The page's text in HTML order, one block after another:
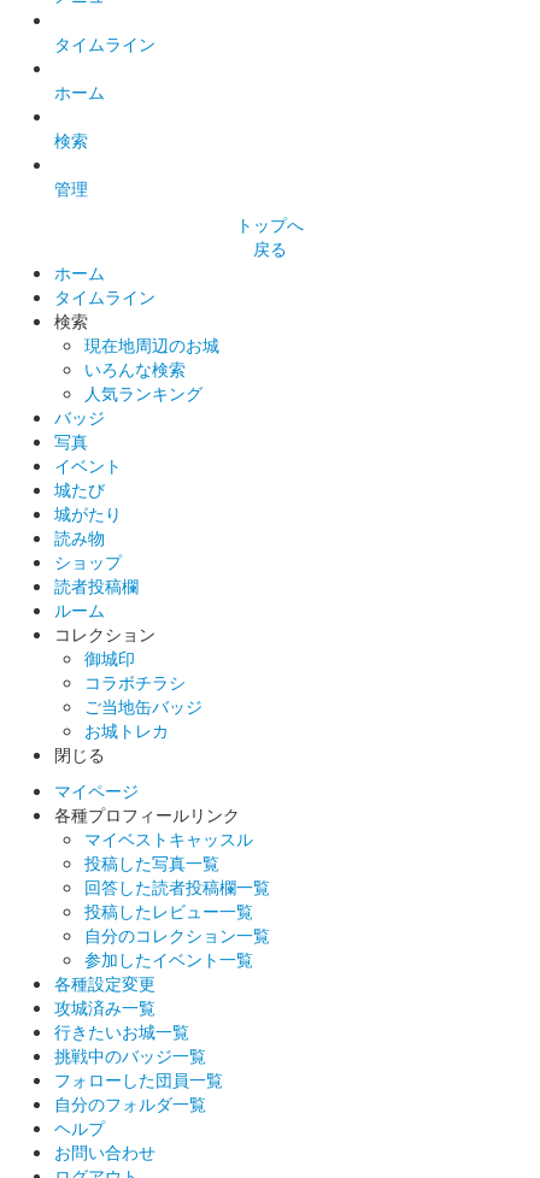
販売終了
大草城 特別御城印
販売終了
サムライニンジャフェス2022の寺本饅頭本譜ブースで販売され
大草城 御城印
舗 特別御城印
販売終了
50枚限定。
大草城 御城印
販売終了
2022年3月19日（土）と3月20日（日）に愛知県国際展示場
（Aichi Sky Expo）で開催された「にっぽん城まつり」の会場限
定販売の御城印。
大草城 御城印
配布終了
2022年3月19日（土）と3月20日（日）に愛知県国際展示場
（Aichi Sky Expo）で開催された「にっぽん城まつり」の会場
内、知多市のブースで販売される「ちたもん」のセット（税込
1000円）……
大草城 御城印
販売終了
大草城 御城印
タイムライン
ホーム
検索
管理
トップへ
戻る
ホーム
タイムライン
検索
現在地周辺のお城
いろんな検索
人気ランキング
バッジ
写真
イベント
城たび
城がたり
読み物
ショップ
読者投稿欄
ルーム
コレクション
御城印
コラボチラシ
ご当地缶バッジ
お城トレカ
閉じる
マイページ
各種プロフィールリンク
マイベストキャッスル
投稿した写真一覧
回答した読者投稿欄一覧
投稿したレビュー一覧
自分のコレクション一覧
参加したイベント一覧
各種設定変更
攻城済み一覧
行きたいお城一覧
挑戦中のバッジ一覧
フォローした団員一覧
自分のフォルダ一覧
ヘルプ
お問い合わせ